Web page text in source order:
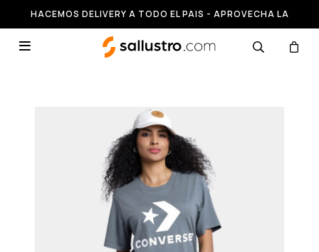
HACEMOS DELIVERY A TODO EL PAIS - APROVECHA LA
RUNNING HASTA 50% OFF
